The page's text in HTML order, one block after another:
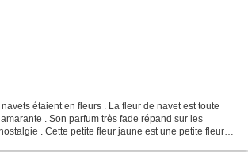
étaient en fleurs . La fleur de navet est toute
. Son parfum très fade répand sur les
. Cette petite fleur jaune est une petite fleur